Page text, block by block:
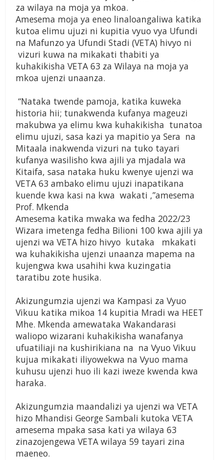
za wilaya na moja ya mkoa.
Amesema moja ya eneo linaloangaliwa katika
kutoa elimu ujuzi ni kupitia vyuo vya Ufundi
na Mafunzo ya Ufundi Stadi (VETA) hivyo ni
vizuri kuwa na mikakati thabiti ya
kuhakikisha VETA 63 za Wilaya na moja ya
mkoa ujenzi unaanza.
“Nataka twende pamoja, katika kuweka
historia hii; tunakwenda kufanya mageuzi
makubwa ya elimu kwa kuhakikisha tunatoa
elimu ujuzi, sasa kazi ya mapitio ya Sera na
Mitaala inakwenda vizuri na tuko tayari
kufanya wasilisho kwa ajili ya mjadala wa
Kitaifa, sasa nataka huku kwenye ujenzi wa
VETA 63 ambako elimu ujuzi inapatikana
kuende kwa kasi na kwa wakati ,”amesema
Prof. Mkenda
Amesema katika mwaka wa fedha 2022/23
Wizara imetenga fedha Bilioni 100 kwa ajili ya
ujenzi wa VETA hizo hivyo kutaka mkakati
wa kuhakikisha ujenzi unaanza mapema na
kujengwa kwa usahihi kwa kuzingatia
taratibu zote husika.
Akizungumzia ujenzi wa Kampasi za Vyuo
Vikuu katika mikoa 14 kupitia Mradi wa HEET
Mhe. Mkenda amewataka Wakandarasi
waliopo wizarani kuhakikisha wanafanya
ufuatiliaji na kushirikiana na na Vyuo Vikuu
kujua mikakati iliyowekwa na Vyuo mama
kuhusu ujenzi huo ili kazi iweze kwenda kwa
haraka.
Akizungumzia maandalizi ya ujenzi wa VETA
hizo Mhandisi George Sambali kutoka VETA
amesema mpaka sasa kati ya wilaya 63
zinazojengewa VETA wilaya 59 tayari zina
maeneo.